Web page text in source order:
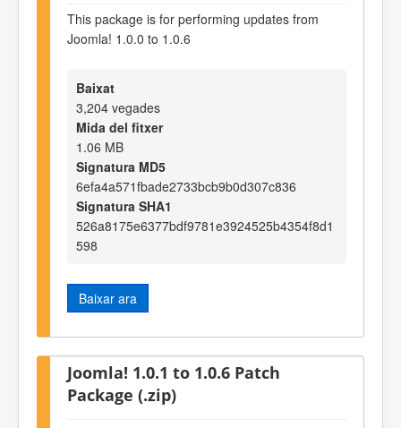
This package is for performing updates from
Joomla! 1.0.0 to 1.0.6
Baixat
3,204 vegades
Mida del fitxer
1.06 MB
Signatura MD5
6efa4a571fbade2733bcb9b0d307c836
Signatura SHA1
526a8175e6377bdf9781e3924525b4354f8d1
598
Baixar ara
Joomla! 1.0.1 to 1.0.6 Patch
Package (.zip)